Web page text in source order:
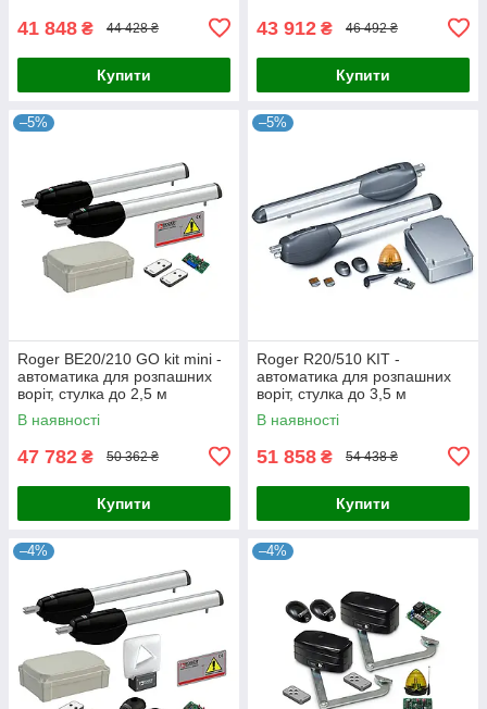
41 848 ₴ 44 428 ₴
Купити
43 912 ₴ 46 492 ₴
Купити
–5%
Roger BE20/210 GO kit mini -
автоматика для розпашних
воріт, стулка до 2,5 м
В наявності
47 782 ₴ 50 362 ₴
Купити
–5%
Roger R20/510 KIT -
автоматика для розпашних
воріт, стулка до 3,5 м
В наявності
51 858 ₴ 54 438 ₴
Купити
–4% –4%